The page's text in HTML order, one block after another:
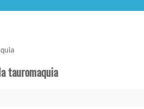
tauromaquia